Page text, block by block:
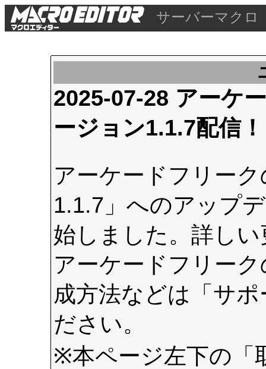
サーバーマクロ
2025-07-28 アーケ
ージョン1.1.7配信！
アーケードフリー
1.1.7」へのアップ
始しました。詳し
アーケードフリー
成方法などは 「サ
ださい。
※本ページ左下の